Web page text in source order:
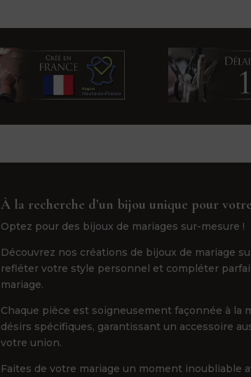
À la recherche d’un bijou unique pour
Optez pour des bijoux de mariages sur-mesure !
Découvrez nos créations de bijoux de mariage
refléter votre style personnel et compléter
mariage.
Chaque pièce est soigneusement façonnée à la
désirs spécifiques, garantissant un accessoire
votre union.
Faites de votre mariage un moment inoubliable